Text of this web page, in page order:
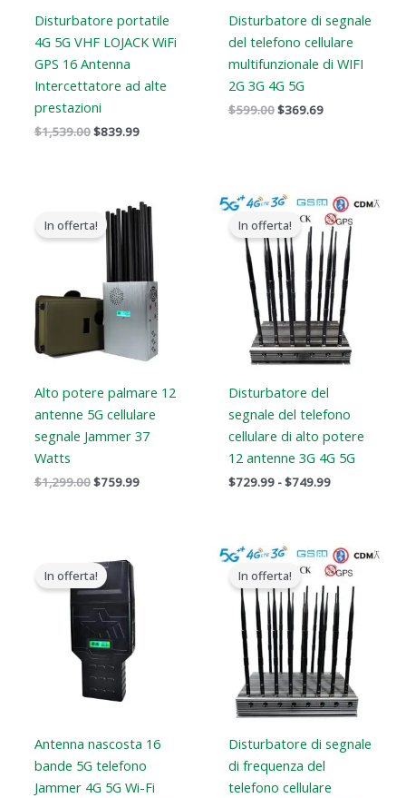
Disturbatore portatile
4G 5G VHF LOJACK WiFi
GPS 16 Antenna
Intercettatore ad alte
prestazioni
$1,539.00$839.99
Disturbatore di segnale
del telefono cellulare
multifunzionale di WIFI
2G 3G 4G 5G
$599.00$369.69
In offerta!
Alto potere palmare 12
antenne 5G cellulare
segnale Jammer 37
Watts
$1,299.00
prezzo
originale
era:
$1,299.00.
$759.99
Il
prezzo
attuale
è:
$759.99.
In offerta!
Disturbatore del
segnale del telefono
cellulare di alto potere
12 antenne 3G 4G 5G
$729.99 -$749.99
Gamma
di
prezzi:
Da
$729.99
a
$749.99
In offerta!
Antenna nascosta 16
bande 5G telefono
Jammer 4G 5G Wi-Fi
$789.88
In offerta!
Disturbatore di segnale
di frequenza del
telefono cellulare
Il
prezzo
originale
era:
$1,899.00.
Il
prezzo
attuale
è:
$1,166.99.